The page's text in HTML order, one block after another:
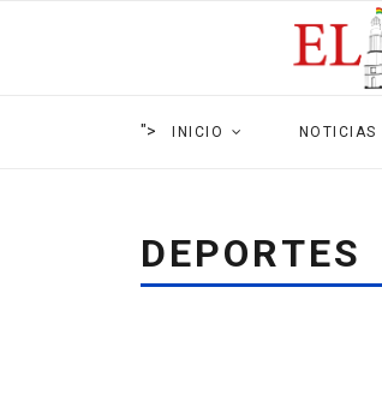
"> INICIO NOTICIAS
DEPORTES